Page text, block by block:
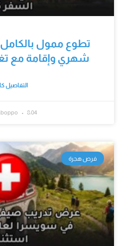
تطوع ممول
شهري وإقامة مع
التفاصيل
8:04 صباحًا
فرص هجرة